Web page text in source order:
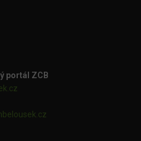
portál ZCB
cz